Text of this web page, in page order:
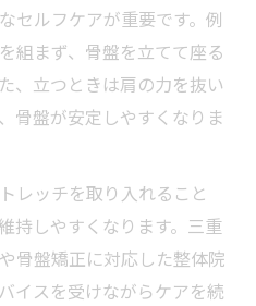
セルフケアが重要です。例
組まず、骨盤を立てて座る
、立つときは肩の力を抜い
骨盤が安定しやすくなりま
レッチを取り入れること
持しやすくなります。三重
骨盤矯正に対応した整体院
イスを受けながらケアを続